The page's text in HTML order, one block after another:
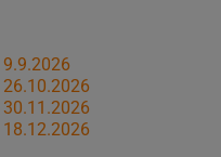
9.9.2026
26.10.2026
30.11.2026
18.12.2026